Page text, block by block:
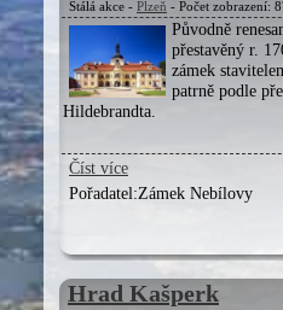
Stálá akce - Plzeň - Počet zobrazení:
Původně
přestavěný r.
zámek
patrně podle
Hildebrandta.
Číst více
Pořadatel:Zámek Nebílovy
Hrad Kašperk